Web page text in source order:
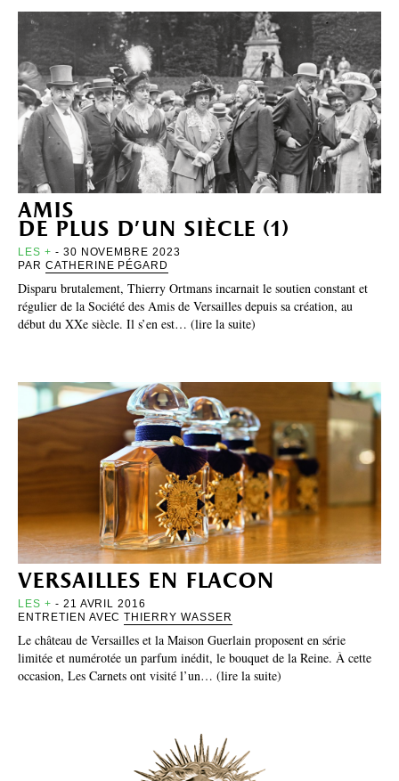
amis
de plus d’un siècle (1)
LES + - 30 NOVEMBRE 2023
PAR CATHERINE PÉGARD
Disparu brutalement, Thierry Ortmans incarnait le soutien constant et
régulier de la Société des Amis de Versailles depuis sa création, au
début du XXe siècle. Il s’en est… (lire la suite)
versailles en flacon
LES + - 21 AVRIL 2016
ENTRETIEN AVECTHIERRY WASSER
Le château de Versailles et la Maison Guerlain proposent en série
limitée et numérotée un parfum inédit, le bouquet de la Reine. À cette
occasion, Les Carnets ont visité l’un… (lire la suite)